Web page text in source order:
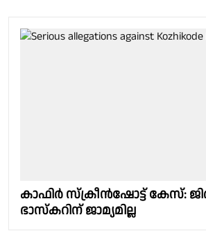
കാഫിർ സ്‌ക്രീൻഷോട്ട് കേസ്:
ഭാസ്‌കറിന് ജാമ്യമില്ല